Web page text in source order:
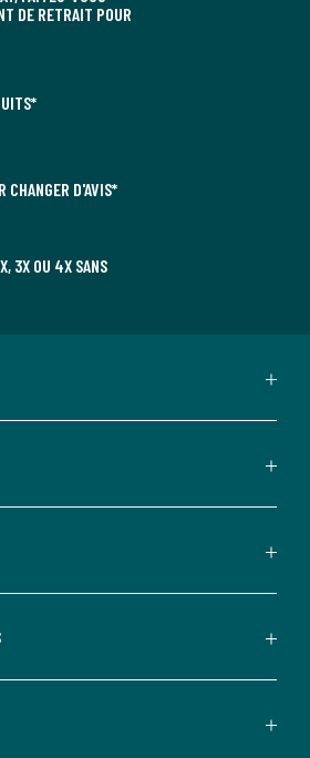
DE RETRAIT POUR
CHANGER D'AVIS*
3X OU 4X SANS